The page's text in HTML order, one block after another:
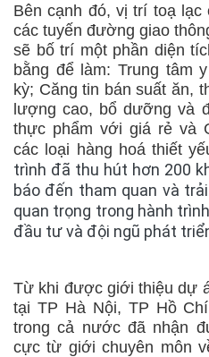
Bên cạnh đó, vị trí toạ
các tuyến đường giao
sẽ bố trí một phần diện
bằng để làm: Trung tâm
kỳ; Căng tin bán suất ăn,
lượng cao, bổ dưỡng và
thực phẩm với giá rẻ và
các loại hàng hoá thiết
trình đã thu hút hơn 200
báo đến tham quan và
quan trọng trong hành
đầu tư và đội ngũ phát
Từ khi được giới thiệu dự
tại TP Hà Nội, TP Hồ
trong cả nước đã nhận
cực từ giới chuyên môn